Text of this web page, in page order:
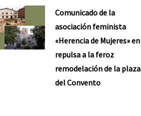
Comunicado de la
asociación feminista
«Herencia de Mujeres» en
repulsa a la feroz
remodelación de la plaza
del Convento